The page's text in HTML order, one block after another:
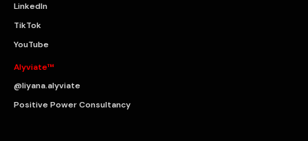
LinkedIn
TikTok
YouTube
Alyviate™
@liyana.alyviate
Positive Power Consultancy